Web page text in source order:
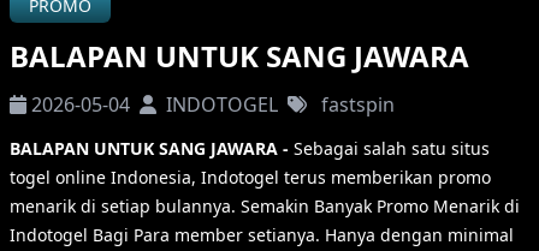
PROMO
BALAPAN UNTUK SANG JAWARA
2026-05-04 INDOTOGEL fastspin
BALAPAN UNTUK SANG JAWARA - Sebagai salah satu situs
togel online Indonesia, Indotogel terus memberikan promo
menarik di setiap bulannya. Semakin Banyak Promo Menarik di
Indotogel Bagi Para member setianya. Hanya dengan minimal